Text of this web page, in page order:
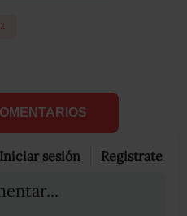
Iniciar sesión Registrate